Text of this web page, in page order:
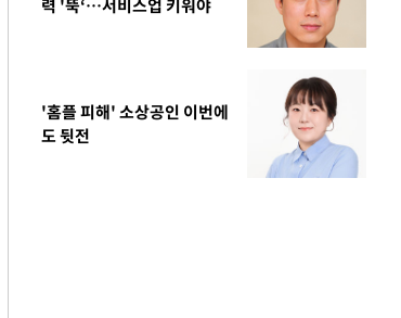
사진으로 보는
력 '뚝‘…서비스업 키워야
'홈플 피해' 소상공인 이번에
도 뒷전